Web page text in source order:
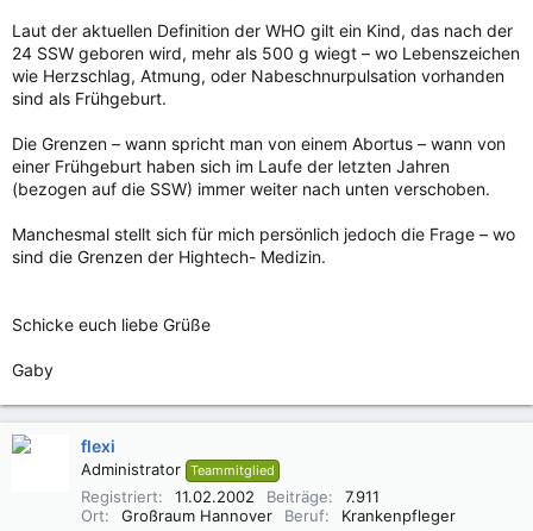
Laut der aktuellen Definition der WHO gilt ein Kind, das nach der
24 SSW geboren wird, mehr als 500 g wiegt – wo Lebenszeichen
wie Herzschlag, Atmung, oder Nabeschnurpulsation vorhanden
sind als Frühgeburt.
Die Grenzen – wann spricht man von einem Abortus – wann von
einer Frühgeburt haben sich im Laufe der letzten Jahren
(bezogen auf die SSW) immer weiter nach unten verschoben.
Manchesmal stellt sich für mich persönlich jedoch die Frage – wo
sind die Grenzen der Hightech- Medizin.
Schicke euch liebe Grüße
Gaby
flexi
Administrator Teammitglied
Registriert 11.02.2002 Beiträge
7.911
Ort
Großraum Hannover Beruf Krankenpfleger